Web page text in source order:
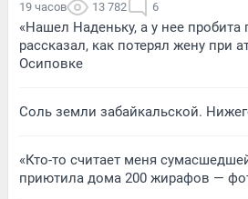
19 часов 13 782 6
«Нашел Наденьку, а у нее
рассказал, как потерял жену при
Осиповке
Соль земли забайкальской.
«Кто-то считает меня
приютила дома 200 жирафов —